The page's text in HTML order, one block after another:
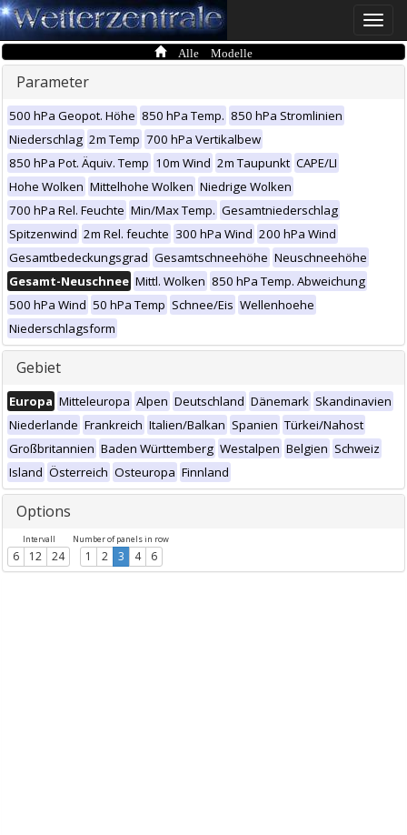
Toggle
Alle Modelle
Parameter
500 hPa Geopot. Höhe 850 hPa Temp. 850 hPa Stromlinien
Niederschlag 2m Temp 700 hPa Vertikalbew
850 hPa Pot. Äquiv. Temp 10m Wind 2m Taupunkt CAPE/LI
Hohe Wolken Mittelhohe Wolken Niedrige Wolken
700 hPa Rel. Feuchte Min/Max Temp. Gesamtniederschlag
Spitzenwind 2m Rel. feuchte 300 hPa Wind 200 hPa Wind
Gesamtbedeckungsgrad Gesamtschneehöhe Neuschneehöhe
Gesamt-Neuschnee Mittl. Wolken 850 hPa Temp. Abweichung
500 hPa Wind 50 hPa Temp Schnee/Eis Wellenhoehe
Niederschlagsform
Gebiet
Europa Mitteleuropa Alpen Deutschland Dänemark Skandinavien
Niederlande Frankreich Italien/Balkan Spanien Türkei/Nahost
Großbritannien Baden Württemberg Westalpen Belgien Schweiz
Island Österreich Osteuropa Finnland
Options
Intervall
6 12 24
Number of panels in row
1 2 3 4 6